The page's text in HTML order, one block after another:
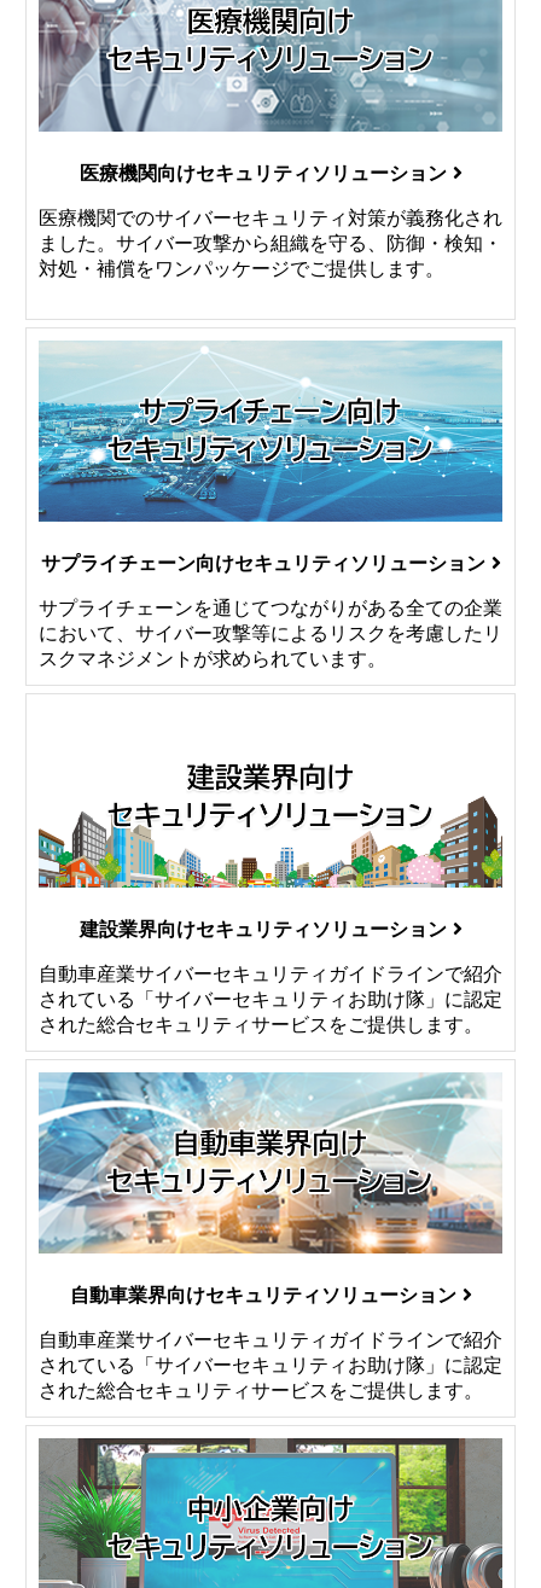
医療機関向けセキュリティソリューション
医療機関でのサイバーセキュリティ対策が義務化され
ました。サイバー攻撃から組織を守る、防御・検知・
対処・補償をワンパッケージでご提供します。
サプライチェーン向けセキュリティソリューション
サプライチェーンを通じてつながりがある全ての企業
において、サイバー攻撃等によるリスクを考慮したリ
スクマネジメントが求められています。
建設業界向けセキュリティソリューション
自動車産業サイバーセキュリティガイドラインで紹介
されている「サイバーセキュリティお助け隊」に認定
された総合セキュリティサービスをご提供します。
自動車業界向けセキュリティソリューション
自動車産業サイバーセキュリティガイドラインで紹介
されている「サイバーセキュリティお助け隊」に認定
された総合セキュリティサービスをご提供します。